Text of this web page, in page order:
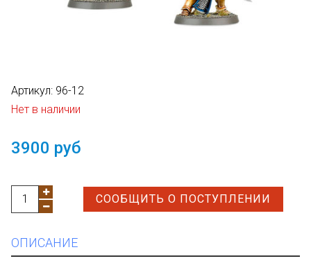
Артикул: 96-12
Нет в наличии
3900 руб
СООБЩИТЬ О ПОСТУПЛЕНИИ
ОПИСАНИЕ